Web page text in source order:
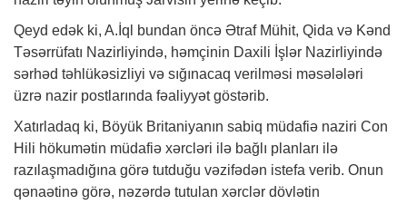
Qeyd edək ki, A.İql bundan öncə Ətraf Mühit, Qida və Kənd
Təsərrüfatı Nazirliyində, həmçinin Daxili İşlər Nazirliyində
sərhəd təhlükəsizliyi və sığınacaq verilməsi məsələləri
üzrə nazir postlarında fəaliyyət göstərib.
Xatırladaq ki, Böyük Britaniyanın sabiq müdafiə naziri Con
Hili hökumətin müdafiə xərcləri ilə bağlı planları ilə
razılaşmadığına görə tutduğu vəzifədən istefa verib. Onun
qənaətinə görə, nəzərdə tutulan xərclər dövlətin